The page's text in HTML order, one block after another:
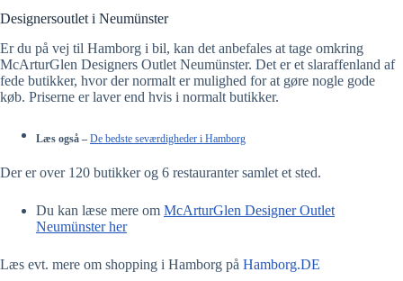
Designersoutlet i Neumünster
Er du på vej til Hamborg i bil, kan det anbefales at tage omkring
McArturGlen Designers Outlet Neumünster. Det er et slaraffenland af
fede butikker, hvor der normalt er mulighed for at gøre nogle gode
køb. Priserne er laver end hvis i normalt butikker.
Læs også – De bedste seværdigheder i Hamborg
Der er over 120 butikker og 6 restauranter samlet et sted.
Du kan læse mere om McArturGlen Designer Outlet
Neumünster her
Læs evt. mere om shopping i Hamborg på Hamborg.DE